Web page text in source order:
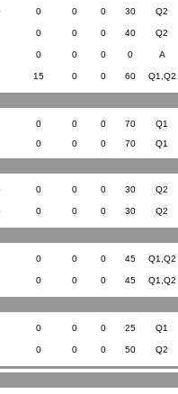
0 0 0 30 Q2
0 0 0 40 Q2
0 0 0 0 A
15 0 0 60 Q1,Q2
0 0 0 70 Q1
0 0 0 70 Q1
0 0 0 30 Q2
0 0 0 30 Q2
0 0 0 45 Q1,Q2
0 0 0 45 Q1,Q2
0 0 0 25 Q1
0 0 0 50 Q2